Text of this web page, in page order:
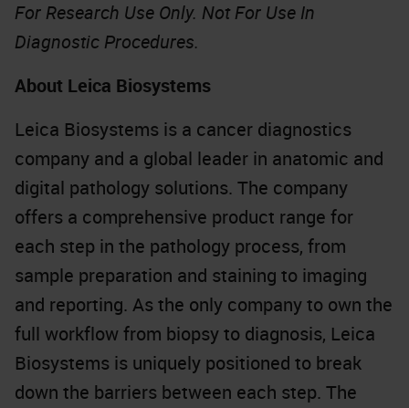
For Research Use Only. Not For Use In
Diagnostic Procedures.
About Leica Biosystems
Leica Biosystems is a cancer diagnostics
company and a global leader in anatomic and
digital pathology solutions. The company
offers a comprehensive product range for
each step in the pathology process, from
sample preparation and staining to imaging
and reporting. As the only company to own the
full workflow from biopsy to diagnosis, Leica
Biosystems is uniquely positioned to break
down the barriers between each step. The